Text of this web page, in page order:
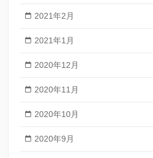
2021年2月
2021年1月
2020年12月
2020年11月
2020年10月
2020年9月